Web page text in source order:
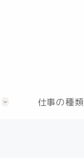
仕事の種類